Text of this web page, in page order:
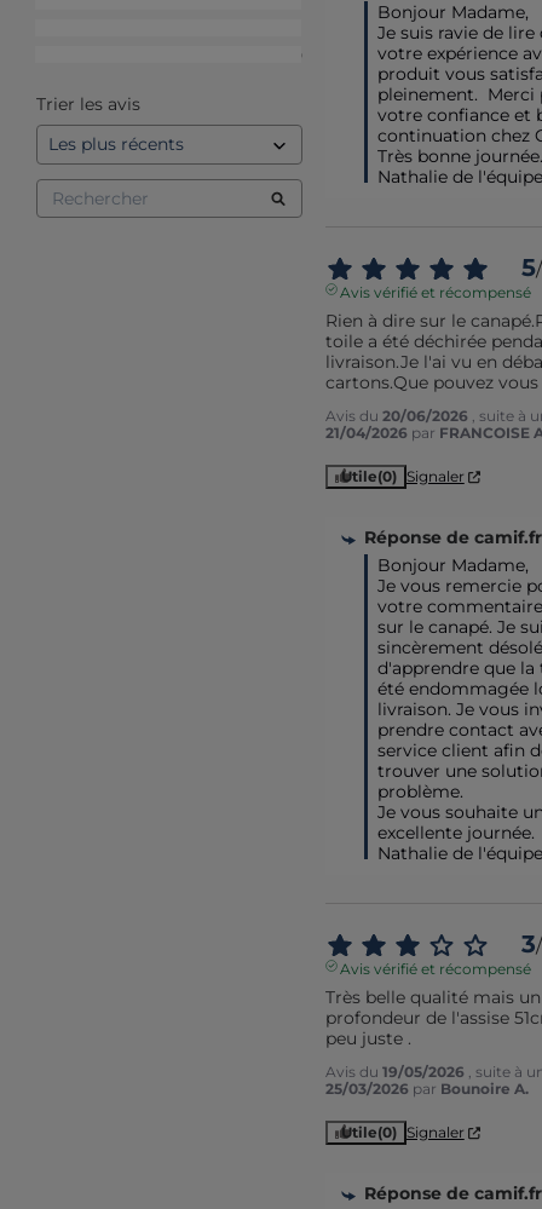
0
Trier les avis
Bonjour Madame,
Je suis ravie de lire
votre expérience
produit vous
pleinement.  Merci
votre confiance et
continuation chez
Très bonne journée.
Nathalie de
5/
Avis vérifié et récompensé
Rien à dire sur le
toile a été déchirée
livraison.Je l'ai vu en
cartons.Que pouvez
Avis du 20/06/2026 , suite à
21/04/2026 par FRANCOISE
Utile(0) Signaler
Réponse de camif.fr
Bonjour Madame,
Je vous remercie
votre
sur le canapé. Je
sincèrement
d'apprendre que la
été endommagée
livraison. Je vous
prendre contact
service client afin
trouver une
problème.
Je vous souhaite
excellente journée.
Nathalie de
3/
Avis vérifié et récompensé
Très belle qualité mais
profondeur de l'assise
peu juste .
Avis du 19/05/2026 , suite à
25/03/2026 par Bounoire A.
Utile(0) Signaler
Réponse de camif.fr